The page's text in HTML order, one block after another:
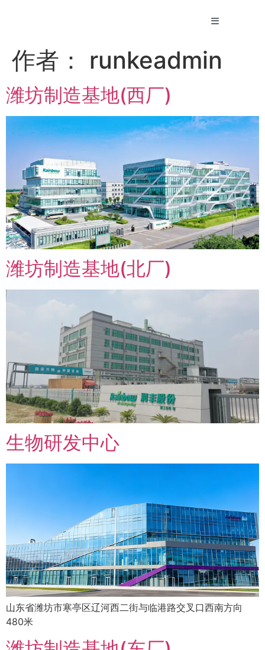
作者： runkeadmin
潍坊制造基地(西厂)
潍坊制造基地(北厂)
生物研发中心
山东省潍坊市寒亭区辽河西二街与临港路交叉口西南方向
480米